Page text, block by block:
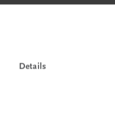
Details